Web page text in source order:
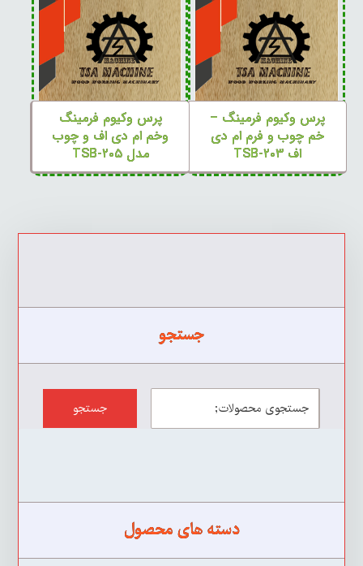
پرس وکیوم فرمینگ –
خم چوب و فرم ام دی
اف TSB-۲۰۳
پرس وکیوم فرمینگ
وخم ام دی اف و چوب
مدل TSB-۲۰۵
جستجو
جستجو
دسته های محصول